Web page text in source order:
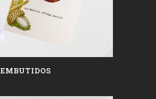
EMBUTIDOS